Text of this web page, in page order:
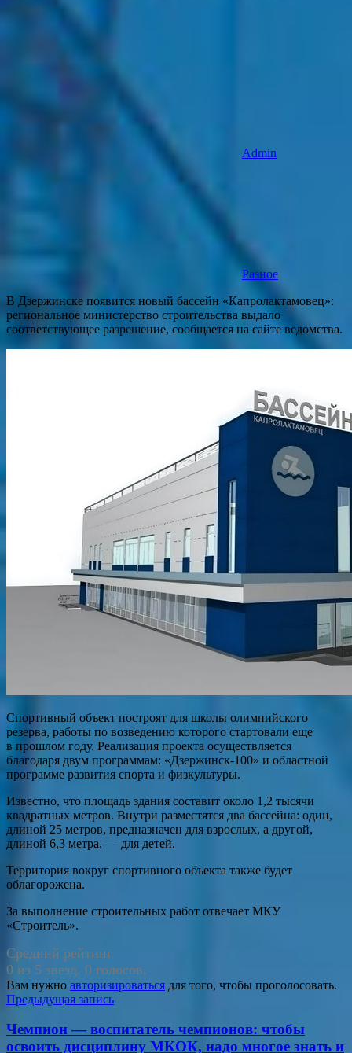
Admin
Разное
В Дзержинске появится новый бассейн «Капролактамовец»:
региональное министерство строительства выдало
соответствующее разрешение, сообщается на сайте ведомства.
Спортивный объект построят для школы олимпийского
резерва, работы по возведению которого стартовали еще
в прошлом году. Реализация проекта осуществляется
благодаря двум программам: «Дзержинск-100» и областной
программе развития спорта и физкультуры.
Известно, что площадь здания составит около 1,2 тысячи
квадратных метров. Внутри разместятся два бассейна: один,
длиной 25 метров, предназначен для взрослых, а другой,
длиной 6,3 метра, — для детей.
Территория вокруг спортивного объекта также будет
облагорожена.
За выполнение строительных работ отвечает МКУ
«Строитель».
Средний рейтинг
0 из 5 звезд. 0 голосов.
Вам нужно авторизироваться для того, чтобы проголосовать.
Навигация
по
записям
Предыдущая запись
Чемпион — воспитатель чемпионов: чтобы
освоить дисциплину МКОК, надо многое знать и